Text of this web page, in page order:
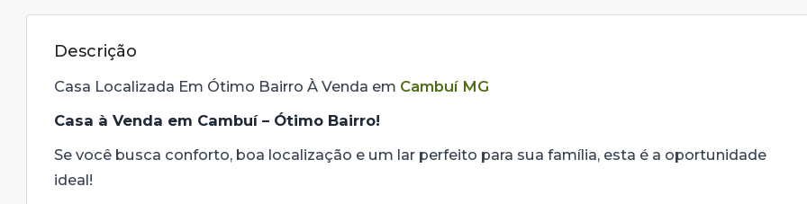
Descrição
Casa Localizada Em Ótimo Bairro À Venda em Cambuí MG
Casa à Venda em Cambuí – Ótimo Bairro!
Se você busca conforto, boa localização e um lar perfeito para sua família, esta é a oportunidade
ideal!